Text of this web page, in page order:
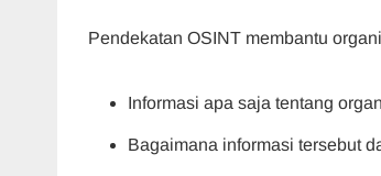
Pendekatan OSINT membantu
Informasi apa saja tentang
Bagaimana informasi tersebut